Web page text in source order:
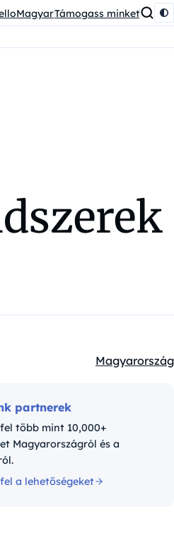
Támogass minket
Kategóriák:
Magyarország
partnerek
több mint 10,000+
Magyarországról és a
a lehetőségeket